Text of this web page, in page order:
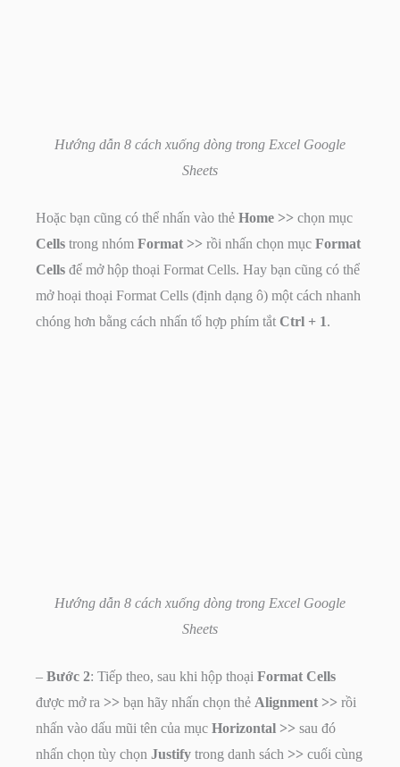
Hướng dẫn 8 cách xuống dòng trong Excel Google
Sheets
Hoặc bạn cũng có thể nhấn vào thẻ Home >> chọn mục
Cells trong nhóm Format >> rồi nhấn chọn mục Format
Cells để mở hộp thoại Format Cells. Hay bạn cũng có thể
mở hoại thoại Format Cells (định dạng ô) một cách nhanh
chóng hơn bằng cách nhấn tổ hợp phím tắt Ctrl + 1.
Hướng dẫn 8 cách xuống dòng trong Excel Google
Sheets
– Bước 2: Tiếp theo, sau khi hộp thoại Format Cells
được mở ra >> bạn hãy nhấn chọn thẻ Alignment >> rồi
nhấn vào dấu mũi tên của mục Horizontal >> sau đó
nhấn chọn tùy chọn Justify trong danh sách >> cuối cùng